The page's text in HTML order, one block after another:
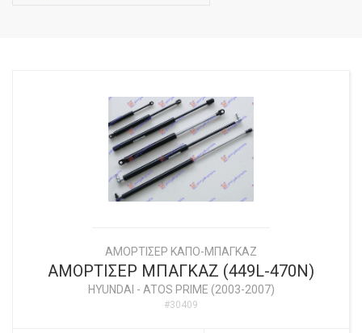
ΑΜΟΡΤΙΣΕΡ ΚΑΠΟ-ΜΠΑΓΚΑΖ
ΑΜΟΡΤΙΣΕΡ ΜΠΑΓΚΑΖ (449L-470N)
HYUNDAI - ATOS PRIME (2003-2007)
#30409